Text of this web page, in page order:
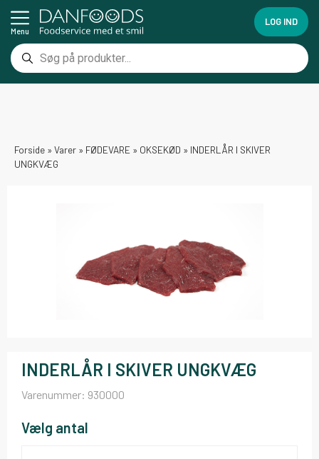
Menu
LOG IND
Forside » Varer » FØDEVARE » OKSEKØD » INDERLÅR I SKIVER
UNGKVÆG
INDERLÅR I SKIVER UNGKVÆG
Varenummer: 930000
Vælg antal